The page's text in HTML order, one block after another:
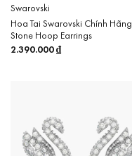
Swarovski
Hoa Tai Swarovski Chính Hãng
Stone Hoop Earrings
2.390.000₫